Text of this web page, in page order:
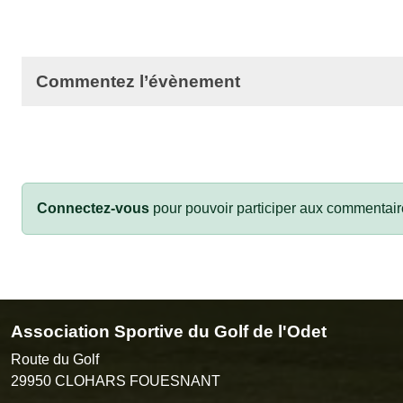
Commentez l’évènement
Connectez-vous pour pouvoir participer aux
Association Sportive du Golf de l'Odet
Route du Golf
29950 CLOHARS FOUESNANT